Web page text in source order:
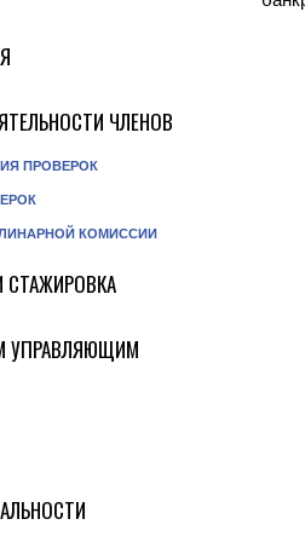
ЧЛЕНОВ
ПРОВЕРОК
КОМИССИИ
СТАЖИРОВКА
УПРАВЛЯЮЩИМ